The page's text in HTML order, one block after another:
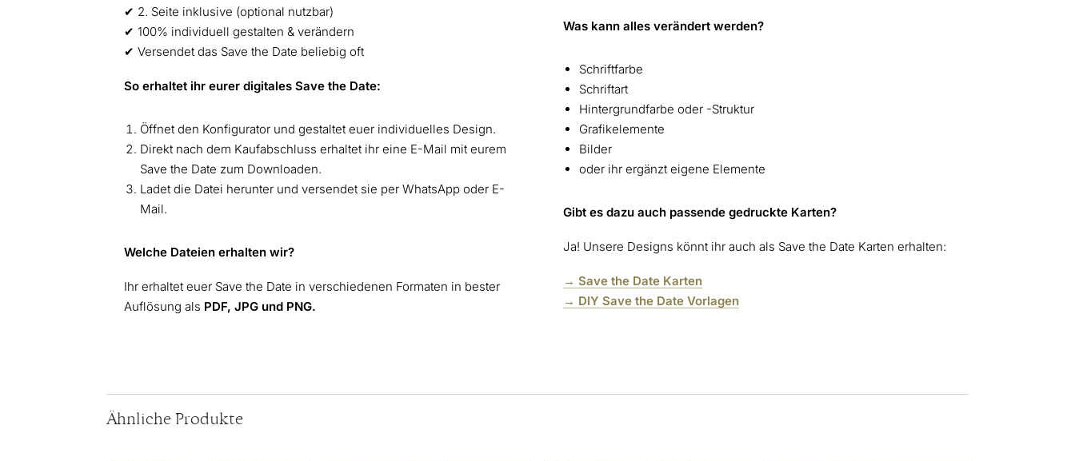
✔︎ 2. Seite inklusive (optional nutzbar)
✔︎ 100% individuell gestalten & verändern
✔︎ Versendet das Save the Date beliebig oft
So erhaltet ihr eurer digitales Save the Date:
Öffnet den Konfigurator und gestaltet euer individuelles Design.
Direkt nach dem Kaufabschluss erhaltet ihr eine E-Mail mit eurem
Save the Date zum Downloaden.
Ladet die Datei herunter und versendet sie per WhatsApp oder E-
Mail.
Welche Dateien erhalten wir?
Ihr erhaltet euer Save the Date in verschiedenen Formaten in bester
Auflösung als PDF, JPG und PNG.
Was kann alles verändert werden?
Schriftfarbe
Schriftart
Hintergrundfarbe oder -Struktur
Grafikelemente
Bilder
oder ihr ergänzt eigene Elemente
Gibt es dazu auch passende gedruckte Karten?
Ja! Unsere Designs könnt ihr auch als Save the Date Karten erhalten:
→ Save the Date Karten
→ DIY Save the Date Vorlagen
Ähnliche Produkte